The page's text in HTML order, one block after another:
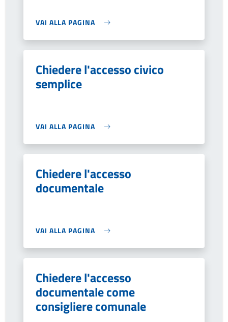
VAI ALLA PAGINA
Chiedere l'accesso civico
semplice
VAI ALLA PAGINA
Chiedere l'accesso
documentale
VAI ALLA PAGINA
Chiedere l'accesso
documentale come
consigliere comunale